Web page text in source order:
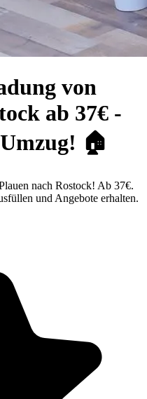
von
ab 37€ -
🏠
nach Rostock! Ab 37€.
und Angebote erhalten.